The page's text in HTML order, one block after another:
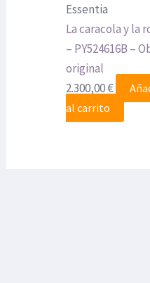
Essentia
La caracola y la
– PY524616B –
original
2.300,00€
al carrito